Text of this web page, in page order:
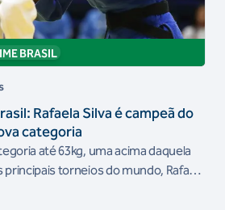
BRASIL
Rafaela Silva é campeã do
categoria
até 63kg, uma acima daquela
torneios do mundo, Rafaela